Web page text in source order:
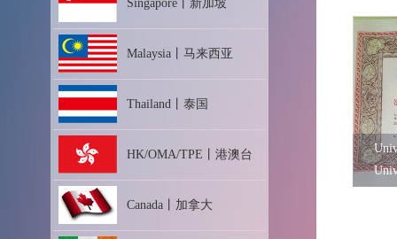
Singapore丨新加坡
Malaysia丨马来西亚
Thailand丨泰国
HK/OMA/TPE丨港澳台
Canada丨加拿大